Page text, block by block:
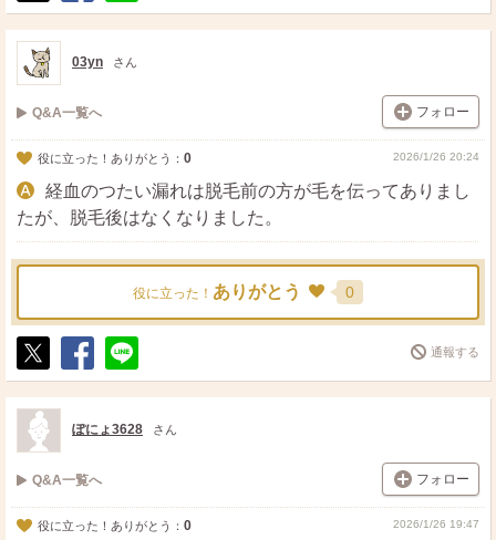
ポ
ス
ト
シ
ェ
送
る
03yn さん
Q&A一覧へ フォロー
役に立った！ありがとう： 0 2026/1/26 20:24
経血のつたい漏れは脱毛前の方が毛を伝ってありまし
たが、脱毛後はなくなりました。
役に立った！ ありがとう 0
ポ
ス
ト
シ
ェ
送
る
通報する
ぽにょ3628 さん
Q&A一覧へ フォロー
役に立った！ありがとう： 0 2026/1/26 19:47